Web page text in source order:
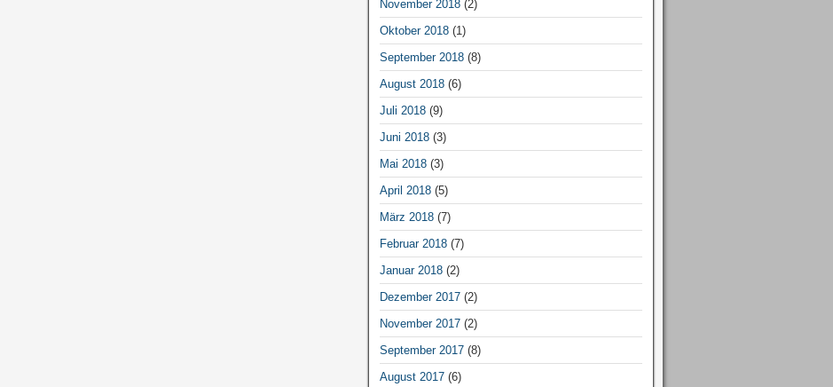
November 2018(2)
Oktober 2018(1)
September 2018(8)
August 2018(6)
Juli 2018(9)
Juni 2018(3)
Mai 2018(3)
April 2018(5)
März 2018(7)
Februar 2018(7)
Januar 2018(2)
Dezember 2017(2)
November 2017(2)
September 2017(8)
August 2017(6)